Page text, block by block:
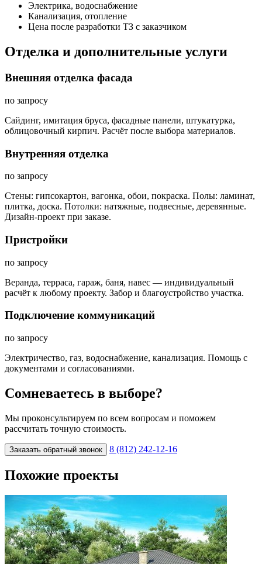
Электрика, водоснабжение
Канализация, отопление
Цена после разработки ТЗ с заказчиком
Отделка и дополнительные услуги
Внешняя отделка фасада
по запросу
Сайдинг, имитация бруса, фасадные панели, штукатурка,
облицовочный кирпич. Расчёт после выбора материалов.
Внутренняя отделка
по запросу
Стены: гипсокартон, вагонка, обои, покраска. Полы: ламинат,
плитка, доска. Потолки: натяжные, подвесные, деревянные.
Дизайн-проект при заказе.
Пристройки
по запросу
Веранда, терраса, гараж, баня, навес — индивидуальный
расчёт к любому проекту. Забор и благоустройство участка.
Подключение коммуникаций
по запросу
Электричество, газ, водоснабжение, канализация. Помощь с
документами и согласованиями.
Сомневаетесь в выборе?
Мы проконсультируем по всем вопросам и поможем
рассчитать точную стоимость.
Заказать обратный звонок 8 (812) 242-12-16
Похожие проекты